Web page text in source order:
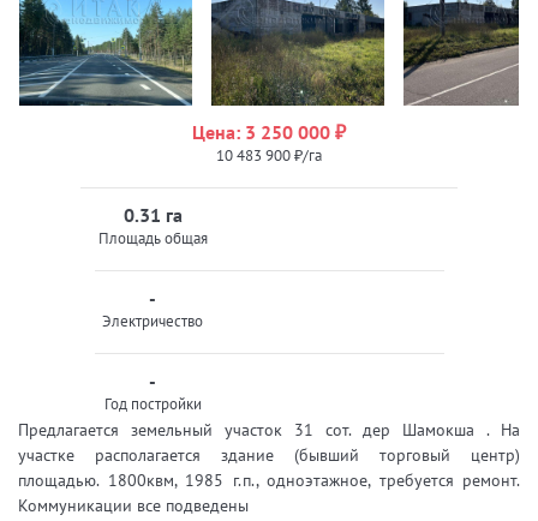
Цена: 3 250 000 ₽
10 483 900 ₽/га
0.31 га
Площадь общая
-
Электричество
-
Год постройки
Предлагается земельный участок 31 сот. дер Шамокша . На
участке располагается здание (бывший торговый центр)
площадью. 1800квм, 1985 г.п., одноэтажное, требуется ремонт.
Коммуникации все подведены